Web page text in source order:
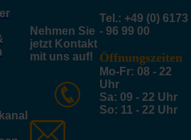
Nehmen Sie
jetzt Kontakt
mit uns auf!
Tel.: +49 (0) 6173
- 96 99 00
Öffnungszeiten
Mo-Fr: 08 - 22
Uhr
Sa: 09 - 22 Uhr
So: 11 - 22 Uhr